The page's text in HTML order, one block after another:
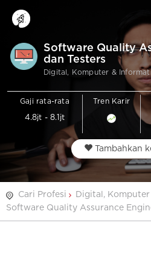
Software Quality
dan Testers
Digital, Komputer &
Gaji rata-rata
4.8jt - 8.1jt
Tren Karir
Tambahkan
Cari Profesi
Digital,
Software Quality Assurance